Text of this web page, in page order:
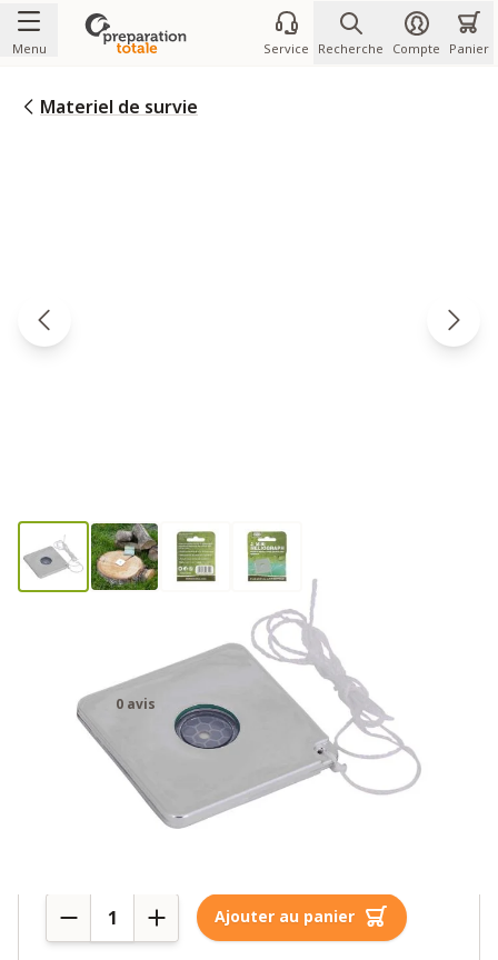
Allez au contenu
Menu Service Recherche Compte Panier
Materiel de survie
Héliographe (miroir de
signalisation Mayday)
0 avis
3,95€
Plus de 10 en stock
Quantité Ajouter au panier